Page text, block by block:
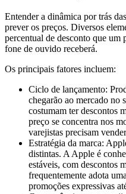
Entender a dinâmica por trás
prever os preços. Diversos
percentual de desconto que
fone de ouvido receberá.
Os principais fatores incluem:
Ciclo de lançamento:
chegarão ao mercado no
costumam ter descontos
preço se concentra nos
varejistas precisam
Estratégia da marca:
distintas. A Apple é
estáveis, com descontos
frequentemente adota
promoções expressivas